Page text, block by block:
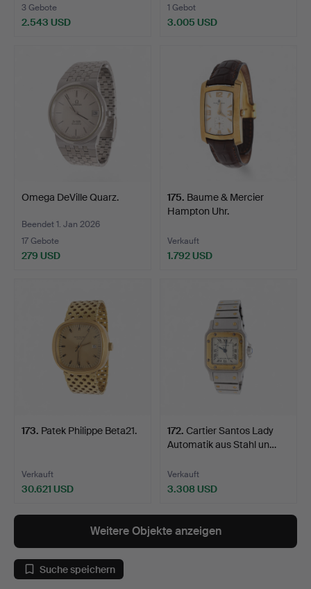
3 Gebote
2.543 USD
1 Gebot
3.005 USD
Omega DeVille Quarz.
Beendet 1. Jan 2026
17 Gebote
279 USD
175. Baume & Mercier
Hampton Uhr.
Verkauft
1.792 USD
173. Patek Philippe Beta21.
Verkauft
30.621 USD
172. Cartier Santos Lady
Automatik aus Stahl un…
Verkauft
3.308 USD
Weitere Objekte anzeigen
Suche speichern